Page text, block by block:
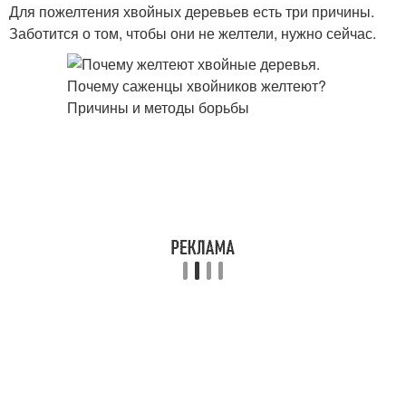
Для пожелтения хвойных деревьев есть три причины.
Заботится о том, чтобы они не желтели, нужно сейчас.